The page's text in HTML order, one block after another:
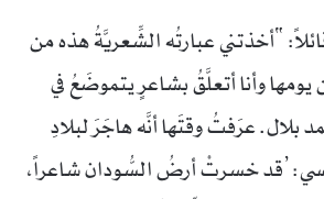
“أخذتني عبارتُه الشِّعريَّةُ هذه من
وأنا أتعلَّقُ بشاعرٍ يتموضَعُ في
بلال. عرَفتُ وقتَها أنَّه هاجَرَ لبلادِ
’قد خسرتْ أرضُ السُّودان شاعراً،